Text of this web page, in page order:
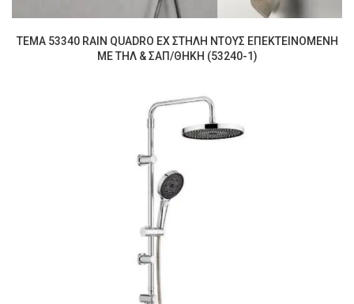
TEMA 53340 RAIN QUADRO EX ΣΤΗΛΗ ΝΤΟΥΣ ΕΠΕΚΤΕΙΝΟΜΕΝΗ
ΜΕ ΤΗΛ & ΣΑΠ/ΘΗΚΗ (53240-1)